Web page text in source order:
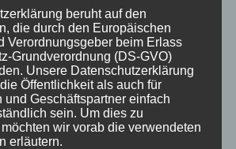
März
Award 2026
beruht auf den
die durch den Europäischen
Verordnungsgeber beim Erlass
Grundverordnung (DS-GVO)
Unsere Datenschutzerklärung
Öffentlichkeit als auch für
und Geschäftspartner einfach
sein. Um dies zu
wir vorab die verwendeten
erläutern.